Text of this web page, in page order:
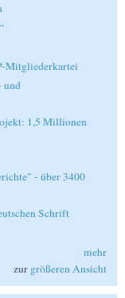
Mitgliederkartei
und
1,5 Millionen
- über 3400
Schrift
mehr
zur größeren Ansicht